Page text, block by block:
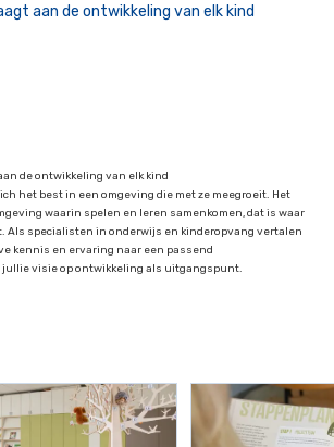
aan de ontwikkeling van elk kind
de ontwikkeling van elk kind
het best in een omgeving die met ze meegroeit. Het
waarin spelen en leren samenkomen, dat is waar
Als specialisten in onderwijs en kinderopvang vertalen
kennis en ervaring naar een passend
visie op ontwikkeling als uitgangspunt.
Lees meer